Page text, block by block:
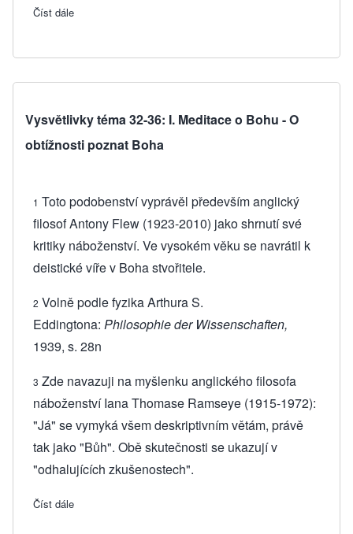
Číst dále
Vysvětlivky téma 32-36: I. Meditace o Bohu - O
obtížnosti poznat Boha
1 Toto podobenství vyprávěl především anglický
filosof Antony Flew (1923-2010) jako shrnutí své
kritiky náboženství. Ve vysokém věku se navrátil k
deistické víře v Boha stvořitele.
2 Volně podle fyzika Arthura S.
Eddingtona: Philosophie der Wissenschaften,
1939, s. 28n
3 Zde navazuji na myšlenku anglického filosofa
náboženství Iana Thomase Ramseye (1915-1972):
"Já" se vymyká všem deskriptivním větám, právě
tak jako "Bůh". Obě skutečnosti se ukazují v
"odhalujících zkušenostech".
Číst dále